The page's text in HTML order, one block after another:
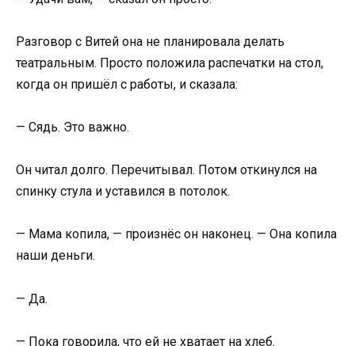
Разговор с Витей она не планировала делать
театральным. Просто положила распечатки на стол,
когда он пришёл с работы, и сказала:
— Сядь. Это важно.
Он читал долго. Перечитывал. Потом откинулся на
спинку стула и уставился в потолок.
— Мама копила, — произнёс он наконец. — Она копила
наши деньги.
— Да.
— Пока говорила, что ей не хватает на хлеб.